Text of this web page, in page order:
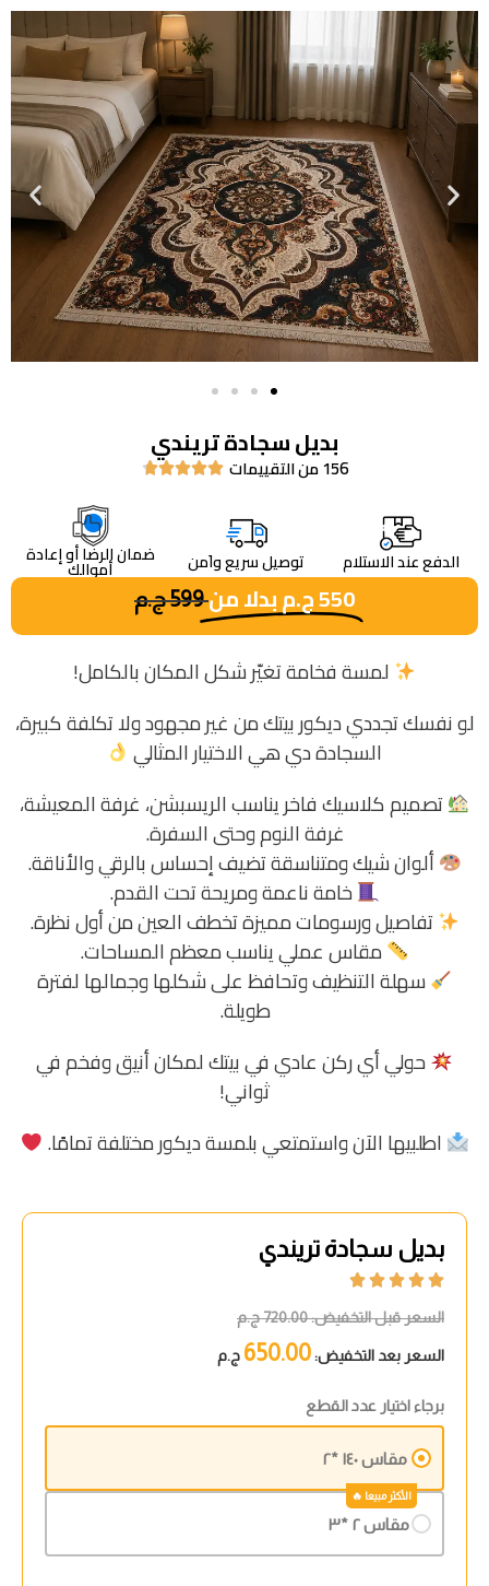
بديل سجادة تريندي
156 من التقييمات 




الدفع عند الاستلام توصيل سريع واَمن ضمان الرضا أو إعادة
أموالك
550ج.مبدلا من 599ج.م
لمسة فخامة تغيّر شكل المكان بالكامل!
لو نفسك تجددي ديكور بيتك من غير مجهود ولا تكلفة كبيرة،
السجادة دي هي الاختيار المثالي
تصميم كلاسيك فاخر يناسب الريسبشن، غرفة المعيشة،
غرفة النوم وحتى السفرة.
ألوان شيك ومتناسقة تضيف إحساس بالرقي والأناقة.
خامة ناعمة ومريحة تحت القدم.
تفاصيل ورسومات مميزة تخطف العين من أول نظرة.
مقاس عملي يناسب معظم المساحات.
سهلة التنظيف وتحافظ على شكلها وجمالها لفترة
طويلة.
حولي أي ركن عادي في بيتك لمكان أنيق وفخم في
ثواني!
اطلبيها الآن واستمتعي بلمسة ديكور مختلفة تمامًا.
بديل سجادة تريندي





السعر قبل التخفيض:720.00ج.م
السعر بعد التخفيض:650.00 ج.م
برجاء اختيار عدد القطع
مقاس ١٤٠ *٢
مقاس ٢ *٣